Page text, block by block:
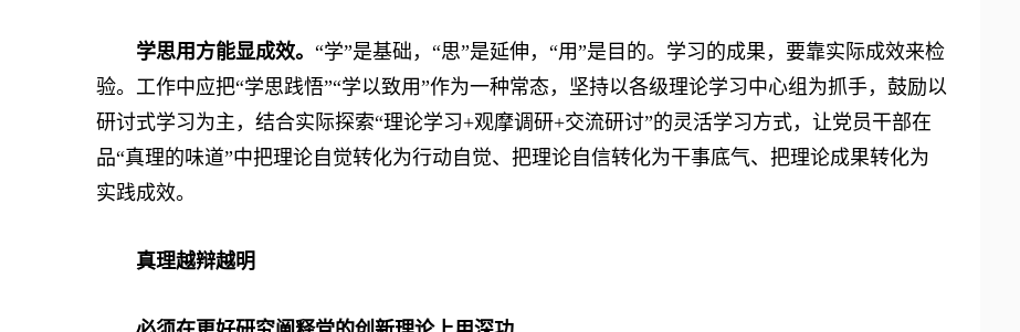
学思用方能显成效。 “学”是基础，“思”是延伸，“用”是目的。学习的成果，要靠实际成效来检
验。工作中应把“学思践悟”“学以致用”作为一种常态，坚持以各级理论学习中心组为抓手，鼓励以
研讨式学习为主，结合实际探索“理论学习+观摩调研+交流研讨”的灵活学习方式，让党员干部在
品“真理的味道”中把理论自觉转化为行动自觉、把理论自信转化为干事底气、把理论成果转化为
实践成效。
真理越辩越明